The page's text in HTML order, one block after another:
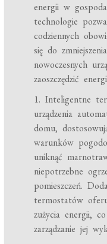
energii w
technologie
codziennych
się do
nowoczesnych
zaoszczędzić
1. Inteligentne
urządzenia
domu,
warunków
uniknąć
niepotrzebne
pomieszczeń.
termostatów
zużycia energii,
zarządzanie jej